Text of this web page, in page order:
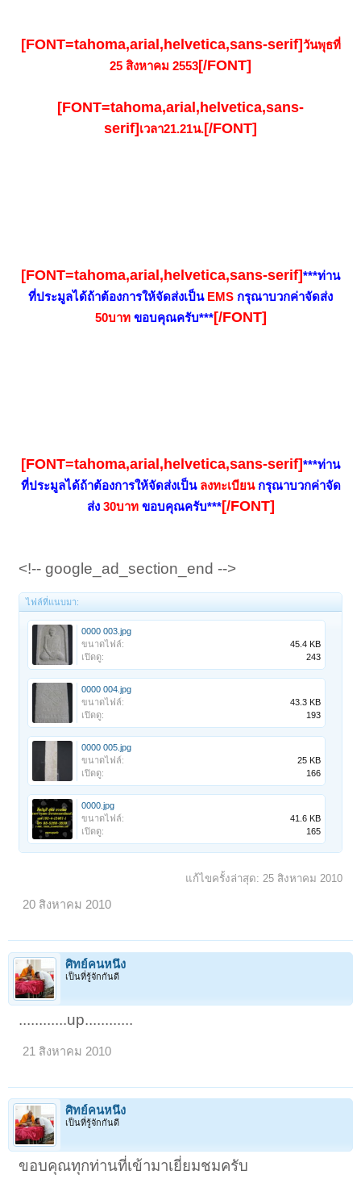
[FONT=tahoma,arial,helvetica,sans-serif]วันพุธที่
25 สิงหาคม 2553[/FONT]
[FONT=tahoma,arial,helvetica,sans-
serif] เวลา21.21น.[/FONT]
[FONT=tahoma,arial,helvetica,sans-serif]***ท่าน
ที่ประมูลได้ถ้าต้องการให้จัดส่งเป็น EMS กรุณาบวกค่าจัดส่ง
50บาทขอบคุณครับ***[/FONT]
[FONT=tahoma,arial,helvetica,sans-serif]***ท่าน
ที่ประมูลได้ถ้าต้องการให้จัดส่งเป็น ลงทะเบียนกรุณาบวกค่าจัด
ส่ง30บาทขอบคุณครับ***[/FONT]
<!-- google_ad_section_end -->
ไฟล์ที่แนบมา:
0000 003.jpg
ขนาดไฟล์:
45.4 KB
เปิดดู:
243
0000 004.jpg
ขนาดไฟล์:
43.3 KB
เปิดดู:
193
0000 005.jpg
ขนาดไฟล์:
25 KB
เปิดดู:
166
0000.jpg
ขนาดไฟล์:
41.6 KB
เปิดดู:
165
แก้ไขครั้งล่าสุด: 25 สิงหาคม 2010
20 สิงหาคม 2010
ศิทย์คนหนึ่ง
เป็นที่รู้จักกันดี
............up............
21 สิงหาคม 2010
ศิทย์คนหนึ่ง
เป็นที่รู้จักกันดี
ขอบคุณทุกท่านที่เข้ามาเยี่ยมชมครับ